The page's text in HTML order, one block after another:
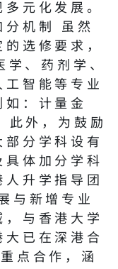
元化发展。
分机制 虽然
选修要求，
、药剂学、
智能等专业
：计量金
外，为鼓励
部分学科设有
体加分学科
升学指导团
与新增专业
与香港大学
已在深港合
点合作，涵